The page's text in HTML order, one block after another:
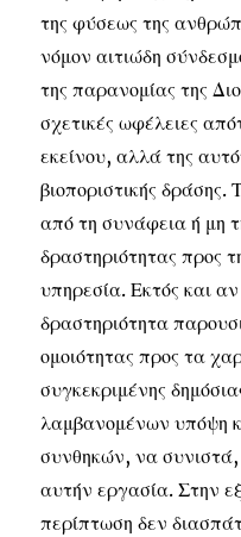
της φύσεως της
νόμον αιτιώδη
της παρανομίας της
σχετικές ωφέλειες
εκείνου, αλλά της
βιοποριστικής
από τη συνάφεια ή μη
δραστηριότητας προς
υπηρεσία. Εκτός και
δραστηριότητα
ομοιότητας προς τα
συγκεκριμένης
λαμβανομένων υπόψη
συνθηκών, να συνιστά,
αυτήν εργασία. Στην
περίπτωση δεν